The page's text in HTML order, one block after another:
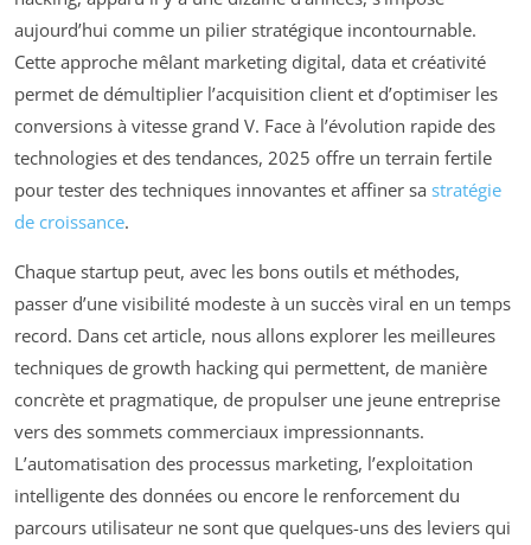
aujourd’hui comme un pilier stratégique incontournable.
Cette approche mêlant marketing digital, data et créativité
permet de démultiplier l’acquisition client et d’optimiser les
conversions à vitesse grand V. Face à l’évolution rapide des
technologies et des tendances, 2025 offre un terrain fertile
pour tester des techniques innovantes et affiner sa stratégie
de croissance.
Chaque startup peut, avec les bons outils et méthodes,
passer d’une visibilité modeste à un succès viral en un temps
record. Dans cet article, nous allons explorer les meilleures
techniques de growth hacking qui permettent, de manière
concrète et pragmatique, de propulser une jeune entreprise
vers des sommets commerciaux impressionnants.
L’automatisation des processus marketing, l’exploitation
intelligente des données ou encore le renforcement du
parcours utilisateur ne sont que quelques-uns des leviers qui